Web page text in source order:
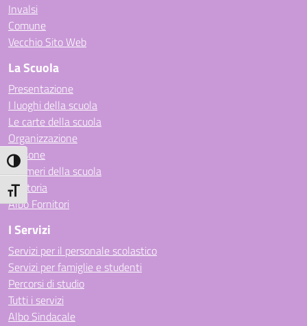
Attiva/disattiva alto contrasto
Attiva/disattiva dimensione testo
Invalsi
Comune
Vecchio Sito Web
La Scuola
Presentazione
I luoghi della scuola
Le carte della scuola
Organizzazione
Persone
I numeri della scuola
La storia
Albo Fornitori
I Servizi
Servizi per il personale scolastico
Servizi per famiglie e studenti
Percorsi di studio
Tutti i servizi
Albo Sindacale